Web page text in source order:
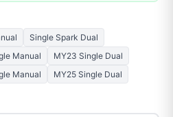
Single Spark Dual
Manual
MY23 Single Dual
Manual
MY25 Single Dual